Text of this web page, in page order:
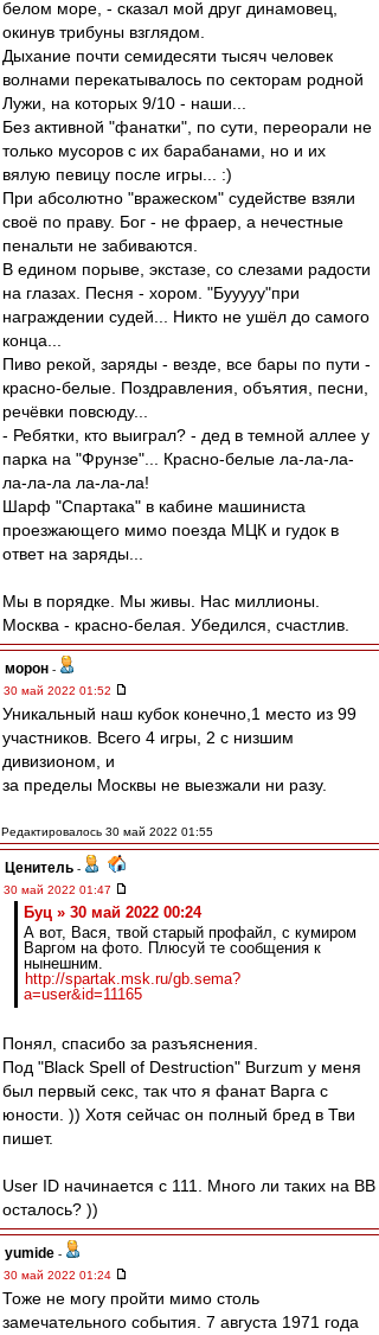
белом море, - сказал мой друг динамовец,
окинув трибуны взглядом.
Дыхание почти семидесяти тысяч человек
волнами перекатывалось по секторам родной
Лужи, на которых 9/10 - наши...
Без активной "фанатки", по сути, переорали не
только мусоров с их барабанами, но и их
вялую певицу после игры... :)
При абсолютно "вражеском" судействе взяли
своё по праву. Бог - не фраер, а нечестные
пенальти не забиваются.
В едином порыве, экстазе, со слезами радости
на глазах. Песня - хором. "Бууууу"при
награждении судей... Никто не ушёл до самого
конца...
Пиво рекой, заряды - везде, все бары по пути -
красно-белые. Поздравления, объятия, песни,
речёвки повсюду...
- Ребятки, кто выиграл? - дед в темной аллее у
парка на "Фрунзе"... Красно-белые ла-ла-ла-
ла-ла-ла ла-ла-ла!
Шарф "Спартака" в кабине машиниста
проезжающего мимо поезда МЦК и гудок в
ответ на заряды...
Мы в порядке. Мы живы. Нас миллионы.
Москва - красно-белая. Убедился, счастлив.
морон -
30 май 2022 01:52
Уникальный наш кубок конечно,1 место из 99
участников. Всего 4 игры, 2 с низшим
дивизионом, и
за пределы Москвы не выезжали ни разу.
Редактировалось 30 май 2022 01:55
Ценитель -
30 май 2022 01:47
Буц » 30 май 2022 00:24
А вот, Вася, твой старый профайл, с кумиром
Варгом на фото. Плюсуй те сообщения к
нынешним.
http://spartak.msk.ru/gb.sema?
a=user&id=11165
Понял, спасибо за разъяснения.
Под "Black Spell of Destruction" Burzum у меня
был первый секс, так что я фанат Варга с
юности. )) Хотя сейчас он полный бред в Тви
пишет.
User ID начинается с 111. Много ли таких на ВВ
осталось? ))
yumide -
30 май 2022 01:24
Тоже не могу пройти мимо столь
замечательного события. 7 августа 1971 года